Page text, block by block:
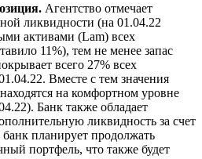
Агентство отмечает
ликвидности (на 01.04.22
активами (Lam) всех
11%), тем не менее запас
всего 27% всех
Вместе с тем значения
на комфортном уровне
Банк также обладает
ликвидность за счет
планирует продолжать
портфель, что также будет